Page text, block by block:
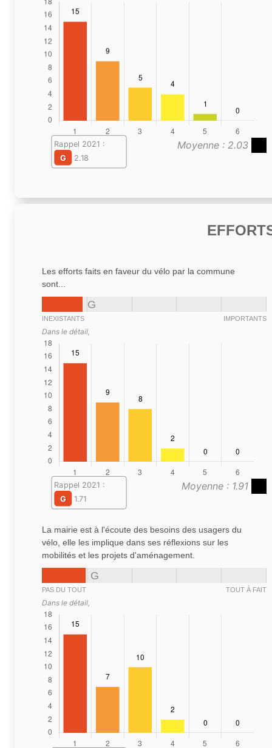
Moyenne : 2.03
Rappel 2021 :
G
2.18
Les efforts faits en faveur du vélo par la commune
sont...
G
INEXISTANTS IMPORTANTS
Dans le détail,
Moyenne : 1.91
Rappel 2021 :
G
1.71
La mairie est à l'écoute des besoins des usagers du
vélo, elle les implique dans ses réflexions sur les
mobilités et les projets d'aménagement.
G
PAS DU TOUT TOUT À FAIT
Dans le détail,